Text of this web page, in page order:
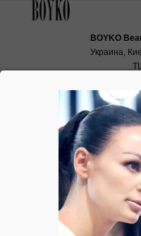
BOYKO
Украина,
«Осенний»